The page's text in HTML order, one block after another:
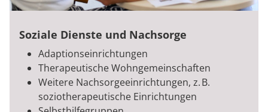
Soziale Dienste und Nachsorge
Adaptionseinrichtungen
Therapeutische Wohngemeinschaften
Weitere Nachsorgeeinrichtungen, z. B.
soziotherapeutische Einrichtungen